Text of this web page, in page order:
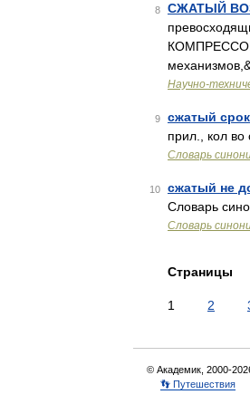
8 СЖАТЫЙ
Научно-
9 сжатый срок
прил., кол во
Словарь
10 сжатый не
Словарь
Словарь
Страницы
1 2
© Академик, 2000-
👣 Путешествия